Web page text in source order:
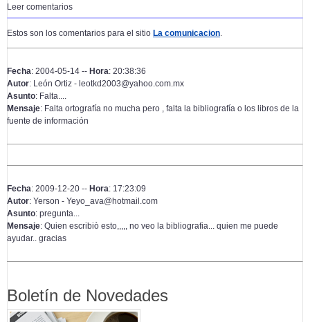
Leer comentarios
Estos son los comentarios para el sitio La comunicacion.
Fecha: 2004-05-14 -- Hora: 20:38:36
Autor: León Ortiz - leotkd2003@yahoo.com.mx
Asunto: Falta....
Mensaje: Falta ortografía no mucha pero , falta la bibliografía o los libros de la
fuente de información
Fecha: 2009-12-20 -- Hora: 17:23:09
Autor: Yerson - Yeyo_ava@hotmail.com
Asunto: pregunta...
Mensaje: Quien escribiò esto,,,,, no veo la bibliografia... quien me puede
ayudar.. gracias
Boletín de Novedades